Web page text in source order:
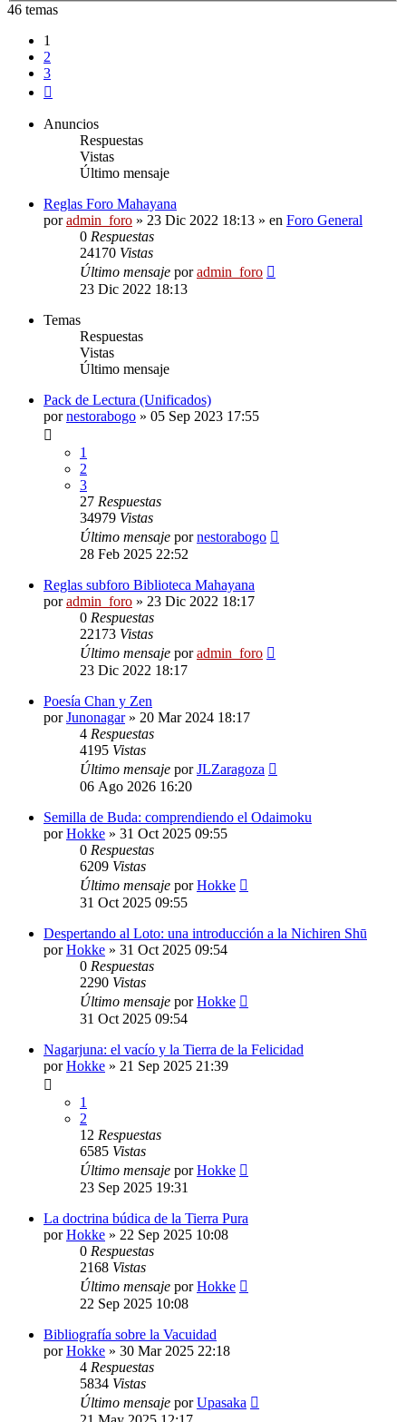
46 temas
1
2
3
Anuncios
Respuestas
Vistas
Último mensaje
Reglas Foro Mahayana
poradmin_foro » 23 Dic 2022 18:13 » en Foro General
0 Respuestas
24170 Vistas
Último mensaje poradmin_foro
23 Dic 2022 18:13
Temas
Respuestas
Vistas
Último mensaje
Pack de Lectura (Unificados)
pornestorabogo » 05 Sep 2023 17:55
1
2
3
27 Respuestas
34979 Vistas
Último mensaje pornestorabogo
28 Feb 2025 22:52
Reglas subforo Biblioteca Mahayana
poradmin_foro » 23 Dic 2022 18:17
0 Respuestas
22173 Vistas
Último mensaje poradmin_foro
23 Dic 2022 18:17
Poesía Chan y Zen
porJunonagar» 20 Mar 2024 18:17
4 Respuestas
4195 Vistas
Último mensaje porJLZaragoza
06 Ago 2026 16:20
Semilla de Buda: comprendiendo el Odaimoku
porHokke » 31 Oct 2025 09:55
0 Respuestas
6209 Vistas
Último mensaje porHokke
31 Oct 2025 09:55
Despertando al Loto: una introducción a la Nichiren Shū
porHokke » 31 Oct 2025 09:54
0 Respuestas
2290 Vistas
Último mensaje porHokke
31 Oct 2025 09:54
Nagarjuna: el vacío y la Tierra de la Felicidad
porHokke » 21 Sep 2025 21:39
1
2
12 Respuestas
6585 Vistas
Último mensaje porHokke
23 Sep 2025 19:31
La doctrina búdica de la Tierra Pura
porHokke » 22 Sep 2025 10:08
0 Respuestas
2168 Vistas
Último mensaje porHokke
22 Sep 2025 10:08
Bibliografía sobre la Vacuidad
porHokke » 30 Mar 2025 22:18
4 Respuestas
5834 Vistas
Último mensaje porUpasaka